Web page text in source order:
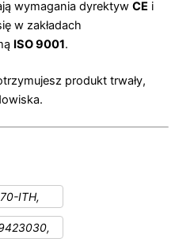
wymagania dyrektyw CE i
w zakładach
ISO 9001.
produkt trwały,
ITH,